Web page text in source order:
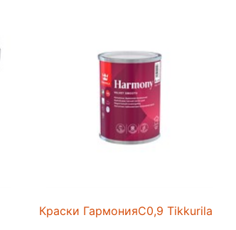
Краски ГармонияС0,9 Tikkurila